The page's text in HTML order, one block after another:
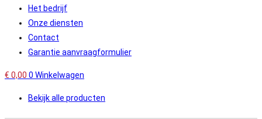
Het bedrijf
Onze diensten
Contact
Garantie aanvraagformulier
€ 0,00 0 Winkelwagen
Bekijk alle producten